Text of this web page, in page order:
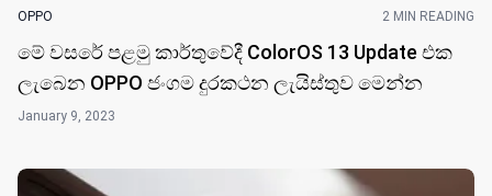
OPPO 2 MIN READING
මේ වසරේ පළමු කාර්තුවේදී ColorOS 13 Update එක
ලැබෙන OPPO ජංගම දුරකථන ලැයිස්තුව මෙන්න
January 9, 2023